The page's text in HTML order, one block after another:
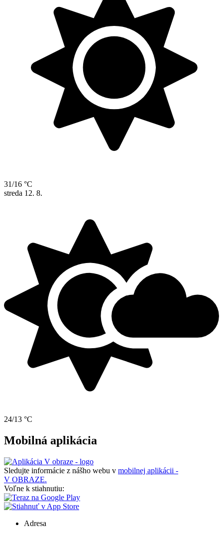
31/16 °C
streda 12. 8.
24/13 °C
Mobilná aplikácia
Sledujte informácie z nášho webu v mobilnej aplikácii -
V OBRAZE.
Voľne k stiahnutiu:
Adresa